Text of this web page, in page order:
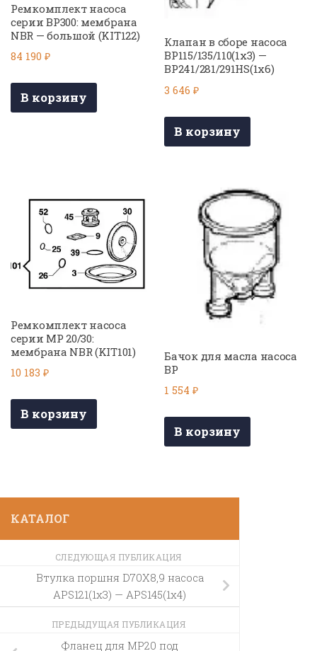
Ремкомплект насоса
серии BP300: мембрана
NBR — большой (KIT122)
84 190 ₽
В корзину
Клапан в сборе насоса
BP115/135/110(1х3) —
BP241/281/291HS(1х6)
3 646₽
В корзину
Ремкомплект насоса
серии МР 20/30:
мембрана NBR (KIT101)
10 183 ₽
В корзину
Бачок для масла насоса
BP
1 554₽
В корзину
КАТАЛОГ
СЛЕДУЮЩАЯ ПУБЛИКАЦИЯ
Втулка поршня D70X8,9 насоса
APS121(1х3) — APS145(1х4)
ПРЕДЫДУЩАЯ ПУБЛИКАЦИЯ
Фланец для МР20 под